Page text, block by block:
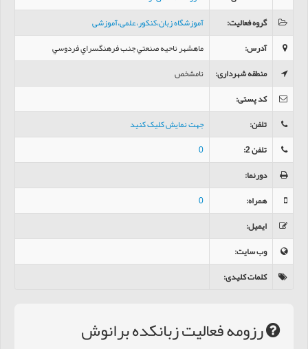
گروه فعالیت:
آموزشگاه زبان،کنکور،علمی،آموزشی
آدرس
ماهشهر ناحيه صنعتي جنب فرهنگسراي فردوسي
منطقه شهرداری:
نامشخص
کد پستی :
تلفن
جهت نمایش کلیک کنید
تلفن 2
دورنما
همراه
ایمیل
وب سایت:
کلمات کلیدی:
رزومه فعالیت زبانکده برانوش